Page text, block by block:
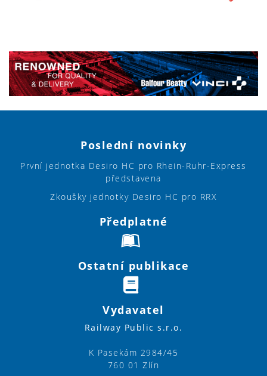
Poslední novinky
První jednotka Desiro HC pro Rhein-Ruhr-Express
představena
Zkoušky jednotky Desiro HC pro RRX
Předplatné
Ostatní publikace
Vydavatel
Railway Public s.r.o.
K Pasekám 2984/45
760 01 Zlín